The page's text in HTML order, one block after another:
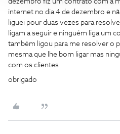
dezembro fiz um contrato com a
internet no dia 4 de dezembro e
liguei pour duas vezes para
ligam a seguir e ninguém liga um
também ligou para me resolver o
mesma que lhe bom ligar mas
com os clientes
obrigado